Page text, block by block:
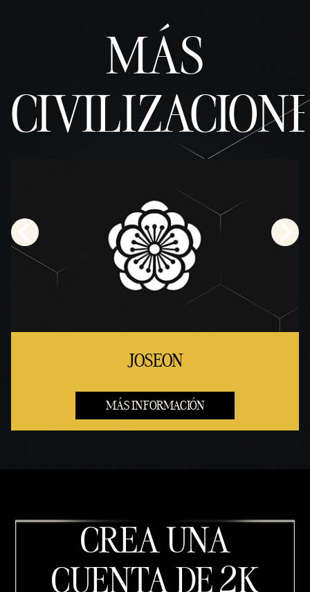
MÁS
JOSEON
MÁS INFORMACIÓN
CREA UNA
CUENTA DE 2K